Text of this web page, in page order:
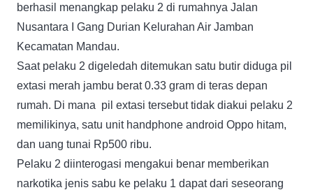
berhasil menangkap pelaku 2 di rumahnya Jalan
Nusantara I Gang Durian Kelurahan Air Jamban
Kecamatan Mandau.
Saat pelaku 2 digeledah ditemukan satu butir diduga pil
extasi merah jambu berat 0.33 gram di teras depan
rumah. Di mana pil extasi tersebut tidak diakui pelaku 2
memilikinya, satu unit handphone android Oppo hitam,
dan uang tunai Rp500 ribu.
Pelaku 2 diinterogasi mengakui benar memberikan
narkotika jenis sabu ke pelaku 1 dapat dari seseorang